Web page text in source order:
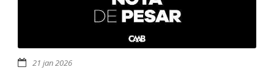
21 jan 2026